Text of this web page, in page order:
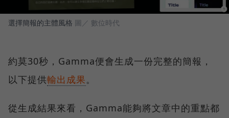
選擇簡報的主體風格 圖／ 數位時代
約莫30秒，Gamma便會生成一份完整的簡報，
以下提供輸出成果。
從生成結果來看，Gamma能夠將文章中的重點都